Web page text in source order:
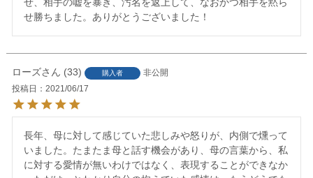
せ、相手の嘘を暴き、汚名を返上して、なおかつ相手を黙ら
せ勝ちました。ありがとうございました！
ローズ 33 購入者
非公開
投稿日
2021/06/17
長年、母に対して感じていた悲しみや怒りが、内側で燻って
いました。たまたま母と話す機会があり、母の言葉から、私
に対する愛情が無いわけではなく、表現することができなか